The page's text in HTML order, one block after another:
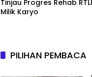
Tinjau Progres Rehab
Milik Karyo
PILIHAN PEMBACA